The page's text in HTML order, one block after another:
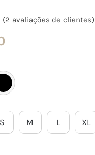
(2 avaliações de clientes)
S M L XL